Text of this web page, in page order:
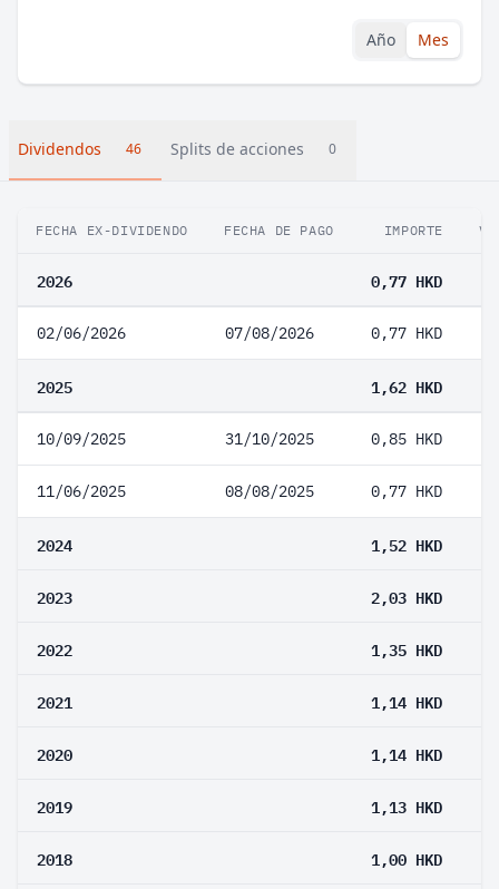
Año Mes
Dividendos 46 Splits de acciones 0
FECHA EX-DIVIDENDO FECHA DE PAGO IMPORTE
2026 0,77 HKD
02/06/2026 07/08/2026 0,77 HKD
2025 1,62 HKD
10/09/2025 31/10/2025 0,85 HKD
11/06/2025 08/08/2025 0,77 HKD
2024 1,52 HKD
2023 2,03 HKD
2022 1,35 HKD
2021 1,14 HKD
2020 1,14 HKD
2019 1,13 HKD
2018 1,00 HKD